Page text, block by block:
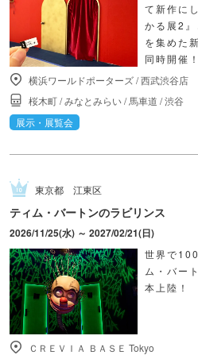
て新作に
かる展2
を集めた
同時開催！
横浜ワールドポーターズ/西武渋谷店
桜木町/みなとみらい/馬車道 /渋谷
展示・展覧会
東京都 江東区
ティム・バートンのラビリンス
2026/11/25(水) ～ 2027/02/21(日)
世界で
ム・バー
本上陸！
ＣＲＥＶＩＡ ＢＡＳＥ Tokyo